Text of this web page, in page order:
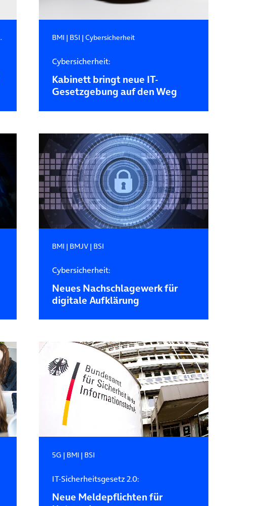
BMI | BSI | Cybersicherheit
Cybersicherheit:
Kabinett bringt neue IT-
Gesetzgebung auf den Weg
BMI | BMJV| BSI
Cybersicherheit:
Neues Nachschlagewerk für
digitale Aufklärung
5G | BMI | BSI
IT-Sicherheitsgesetz 2.0:
Neue Meldepflichten für